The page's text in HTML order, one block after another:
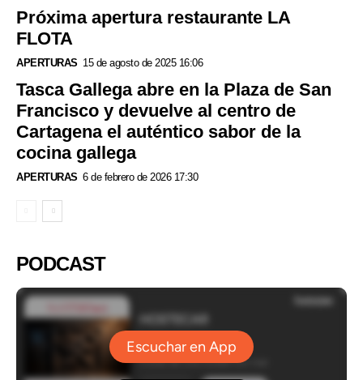
Próxima apertura restaurante LA
FLOTA
APERTURAS 15 de agosto de 2025 16:06
Tasca Gallega abre en la Plaza de San
Francisco y devuelve al centro de
Cartagena el auténtico sabor de la
cocina gallega
APERTURAS 6 de febrero de 2026 17:30
PODCAST